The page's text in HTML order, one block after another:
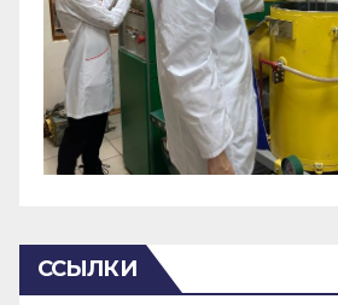
ССЫЛКИ